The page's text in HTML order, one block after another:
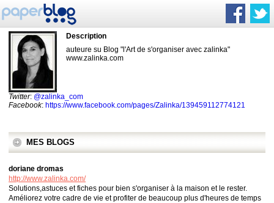
Description
auteure su Blog "l'Art de s'organiser avec zalinka"
www.zalinka.com
Twitter: @zalinka_com
Facebook: https://www.facebook.com/pages/Zalinka/139459112774121
MES BLOGS
doriane dromas
http://www.zalinka.com/
Solutions,astuces et fiches pour bien s'organiser à la maison et le rester.
Améliorez votre cadre de vie et profiter de beaucoup plus d'heures de temps